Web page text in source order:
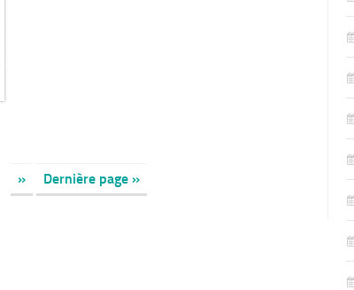
» Dernière page »